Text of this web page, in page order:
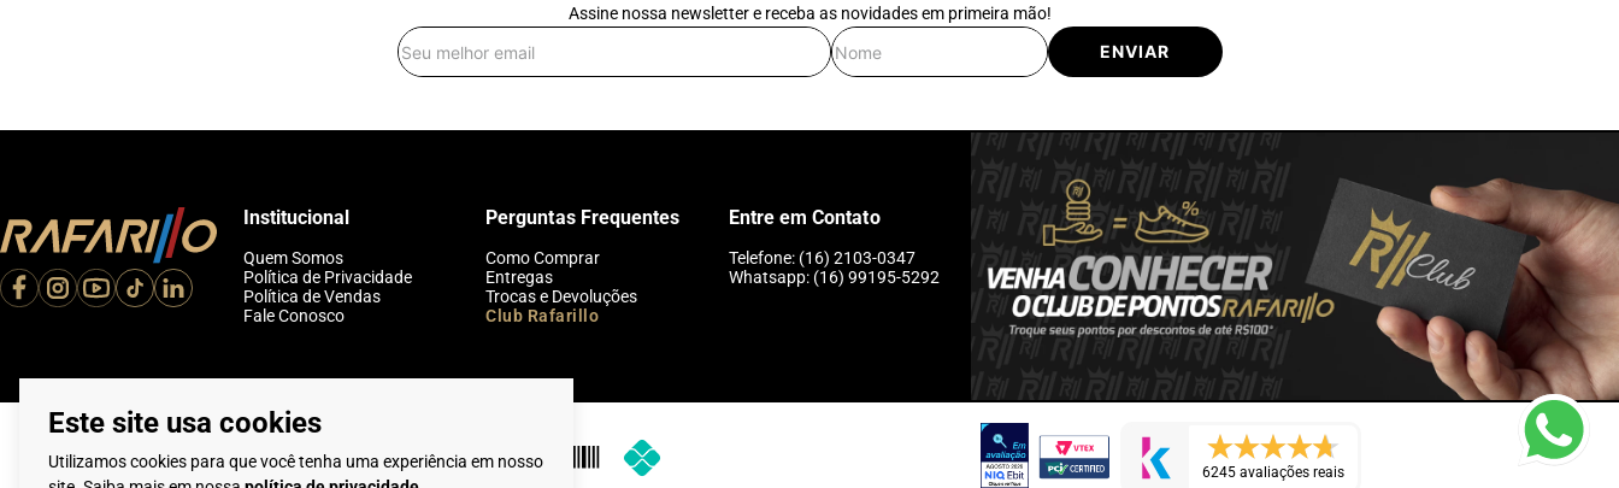
Este site usa cookies
Utilizamos cookies para que você tenha uma experiência em nosso
Assine nossa newsletter e receba as novidades em primeira mão!
ENVIAR
Institucional
Quem Somos
Política de Privacidade
Política de Vendas
Fale Conosco
Perguntas Frequentes
Como Comprar
Entregas
Trocas e Devoluções
Club Rafarillo
Entre em Contato
Telefone: (16) 2103-0347
Whatsapp: (16) 99195-5292
6245 avaliações reais